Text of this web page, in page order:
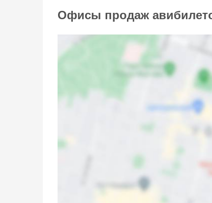
Офисы продаж